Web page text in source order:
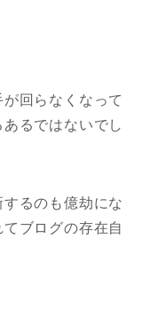
回らなくなって
るではないでし
るのも億劫にな
ブログの存在自